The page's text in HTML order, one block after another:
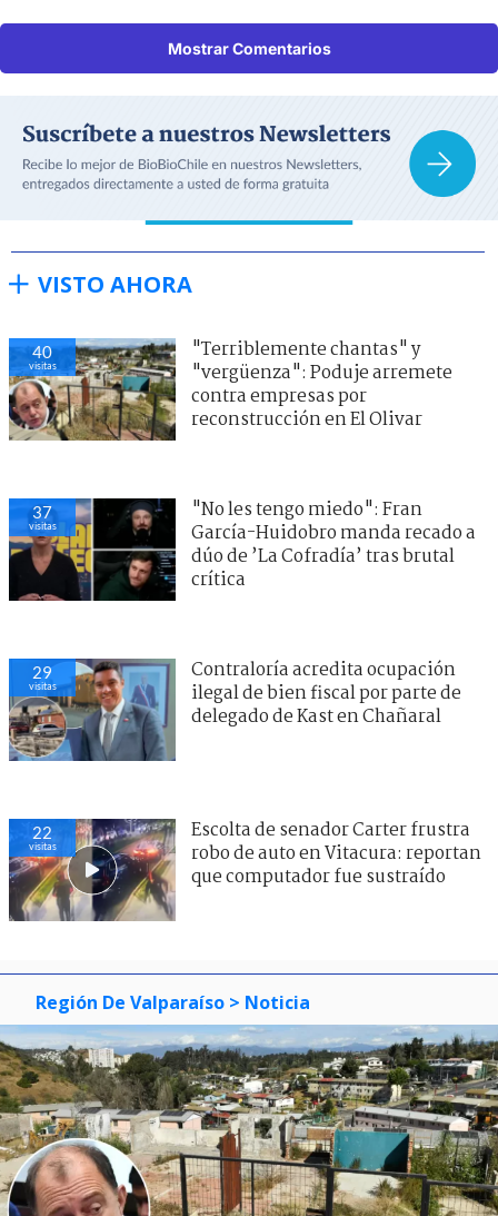
Mostrar Comentarios
VISTO AHORA
40
visitas
"Terriblemente chantas" y
"vergüenza": Poduje arremete
contra empresas por
reconstrucción en El Olivar
37
visitas
"No les tengo miedo": Fran
García-Huidobro manda recado a
dúo de ’La Cofradía’ tras brutal
crítica
29
visitas
Contraloría acredita ocupación
ilegal de bien fiscal por parte de
delegado de Kast en Chañaral
22
visitas
Escolta de senador Carter frustra
robo de auto en Vitacura: reportan
que computador fue sustraído
Región De Valparaíso > Noticia